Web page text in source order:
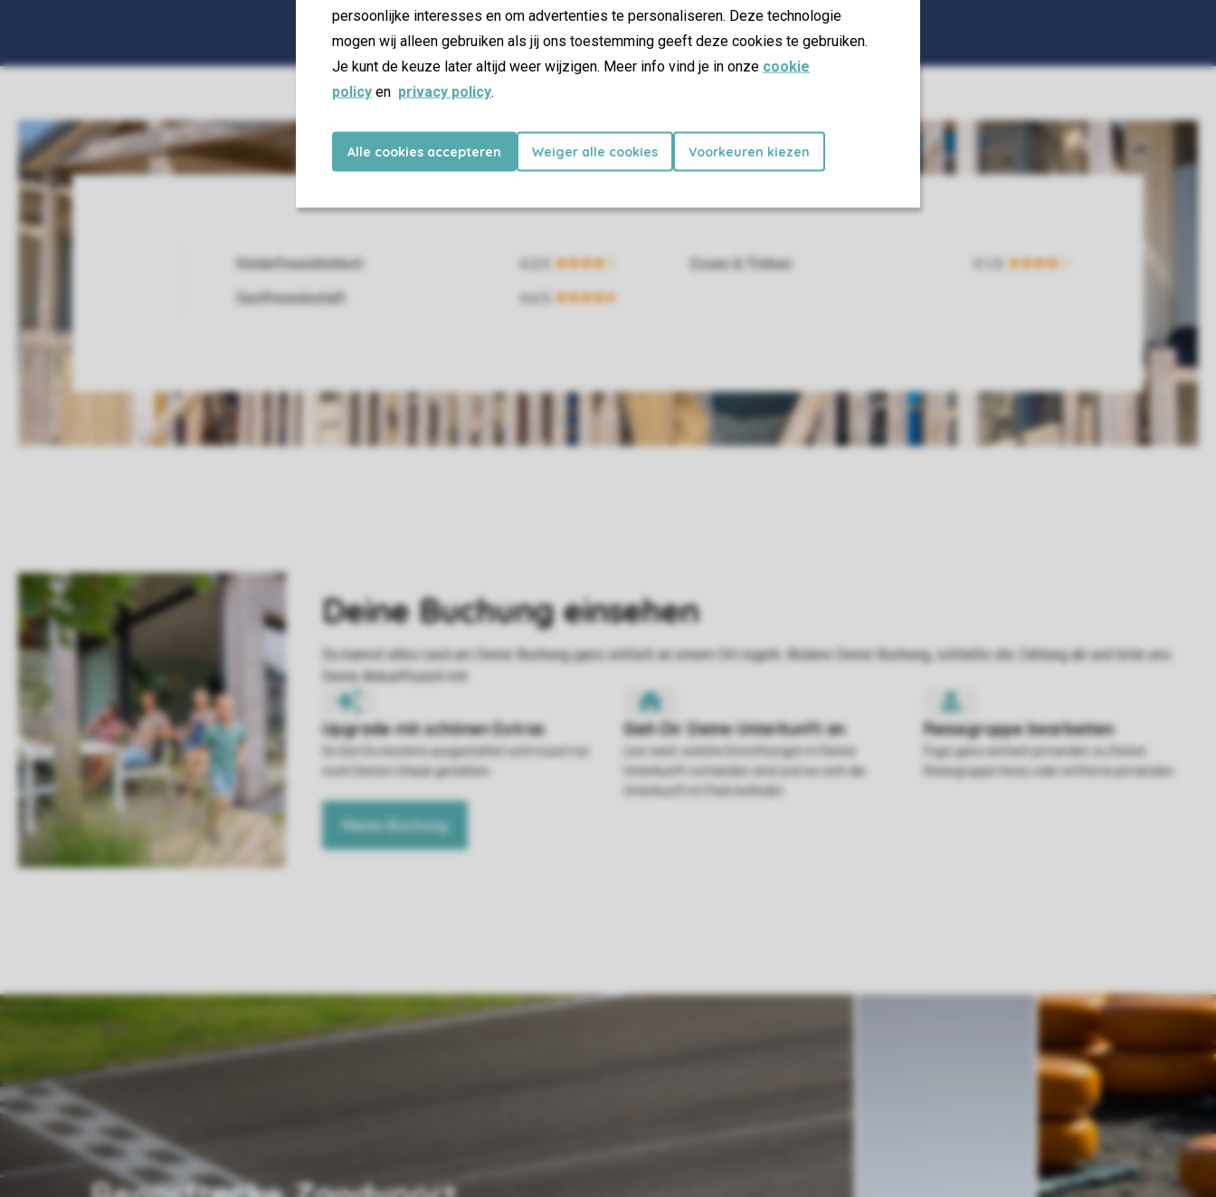
persoonlijke interesses en om advertenties te personaliseren. Deze technologie
mogen wij alleen gebruiken als jij ons toestemming geeft deze cookies te gebruiken.
Je kunt de keuze later altijd weer wijzigen. Meer info vind je in onze cookie
policy en privacy policy.
Alle cookies accepteren Weiger alle cookies Voorkeuren kiezen
Kinderfreundlichkeit
Essen & Trinken
Gastfreundschaft
So bist Du bestens ausgestattet und musst nur
noch Deinen Urlaub genießen.
Lies nach, welche Einrichtungen in Deiner
Unterkunft vorhanden sind und wo sich die
Unterkunft im Park befindet.
Füge ganz einfach jemanden zu Deiner
Reisegruppe hinzu oder entferne jemanden.
Meine Buchung